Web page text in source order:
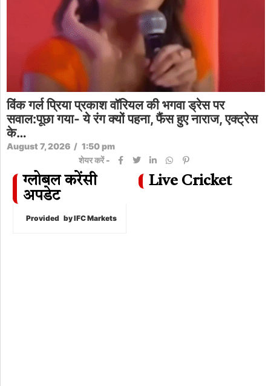
विंक गर्ल प्रिया प्रकाश वॉरियल की भगवा ड्रेस पर
सवाल:पूछा गया- ये रंग क्यों पहना, फैंस हुए नाराज, एक्ट्रेस
के…
August 7, 2026 / 1:50 pm
शेयर करें -
ग्लोबल करेंसी
अपडेट
Provided by IFC Markets
Live Cricket